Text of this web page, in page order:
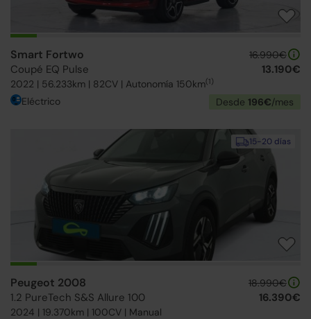
Smart Fortwo
Coupé EQ Pulse
2022 | 56.233km | 82CV | Autonomía 150km(1)
16.990€
13.190€
Eléctrico Desde 196€/mes
15-20 días
Peugeot 2008
1.2 PureTech S&S Allure 100
2024 | 19.370km | 100CV | Manual
18.990€
16.390€